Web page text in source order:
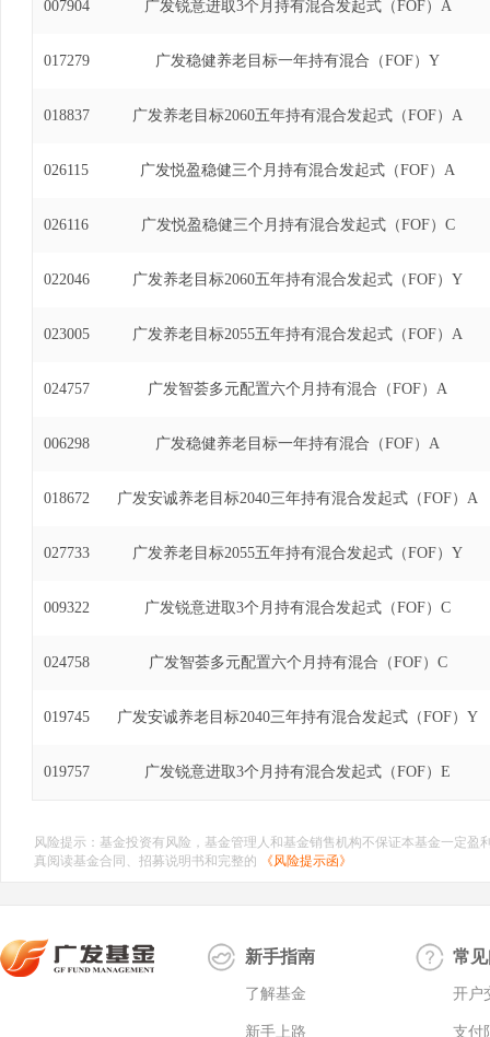
007904 广发锐意进取3个月持有混合发起式（FOF）A
017279 广发稳健养老目标一年持有混合（FOF）Y
018837 广发养老目标2060五年持有混合发起式（FOF）A
026115 广发悦盈稳健三个月持有混合发起式（FOF）A
026116 广发悦盈稳健三个月持有混合发起式（FOF）C
022046 广发养老目标2060五年持有混合发起式（FOF）Y
023005 广发养老目标2055五年持有混合发起式（FOF）A
024757 广发智荟多元配置六个月持有混合（FOF）A
006298 广发稳健养老目标一年持有混合（FOF）A
018672 广发安诚养老目标2040三年持有混合发起式（FOF）A
027733 广发养老目标2055五年持有混合发起式（FOF）Y
009322 广发锐意进取3个月持有混合发起式（FOF）C
024758 广发智荟多元配置六个月持有混合（FOF）C
019745 广发安诚养老目标2040三年持有混合发起式（FOF）Y
019757 广发锐意进取3个月持有混合发起式（FOF）E
风险提示：基金投资有风险，基金管理人和基金销售机构不保证本基金一定
真阅读基金合同、招募说明书和完整的
《风险提示函》
新手指南
了解基金
新手上路
常
开户
支付